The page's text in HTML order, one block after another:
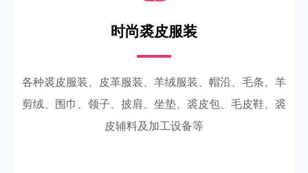
时尚裘皮服装
各种裘皮服装、皮革服装、羊绒服装、帽沿、毛条、羊
剪绒、围巾、领子、披肩、坐垫、裘皮包、毛皮鞋、裘
皮辅料及加工设备等